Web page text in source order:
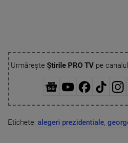
Urmărește Știrile PRO TVpe
Etichete: alegeri prezidentiale,